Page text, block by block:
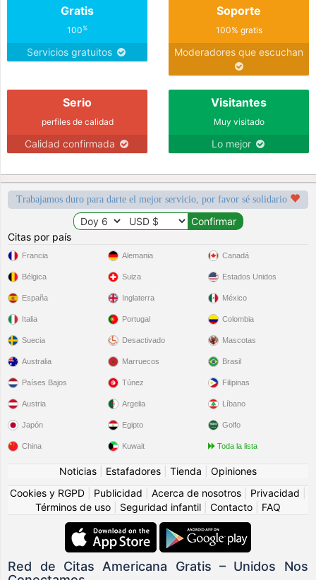
Gratis
100%
Servicios gratuitos
Soporte
100% gratis
Moderadores que escuchan
Serio
perfiles de calidad
Calidad confirmada
Visitantes
Muy visitado
Lo mejor
Trabajamos duro para darte el mejor servicio, por favor sé solidario
Citas por país
Francia
Bélgica
España
Italia
Suecia
Alemania
Suiza
Inglaterra
Portugal
Desactivado
Canadá
Estados Unidos
México
Colombia
Mascotas
Australia
Países Bajos
Austria
Japón
China
Marruecos
Túnez
Argelia
Egipto
Kuwait
Brasil
Filipinas
Líbano
Golfo
Toda la lista
Noticias Estafadores Tienda
Opiniones
Cookies y RGPD
Publicidad Acerca de nosotros Privacidad
Términos de uso
Seguridad infantil Contacto FAQ
Red de Citas Americana Gratis – Unidos Nos